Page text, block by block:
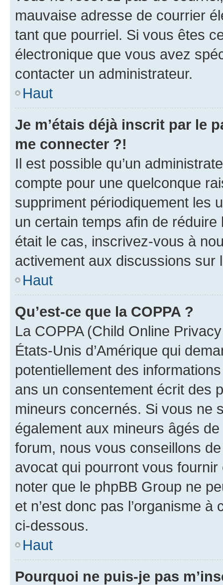
mauvaise adresse de courrier
tant que pourriel. Si vous êtes
électronique que vous avez
contacter un administrateur.
Haut
Je m’étais déjà inscrit par le
me connecter ?!
Il est possible qu’un
compte pour une quelconque
suppriment périodiquement les
un certain temps afin de
était le cas, inscrivez-vous à
activement aux discussions sur
Haut
Qu’est-ce que la COPPA ?
La COPPA (Child Online
États-Unis d’Amérique qui
potentiellement des
ans un consentement écrit des
mineurs concernés. Si vous ne
également aux mineurs âgés
forum, nous vous conseillons
avocat qui pourront vous
noter que le phpBB Group ne
et n’est donc pas l’organisme
ci-dessous.
Haut
Pourquoi ne puis-je pas